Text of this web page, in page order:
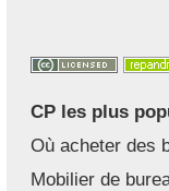
CP les plus
Où acheter des
Mobilier de